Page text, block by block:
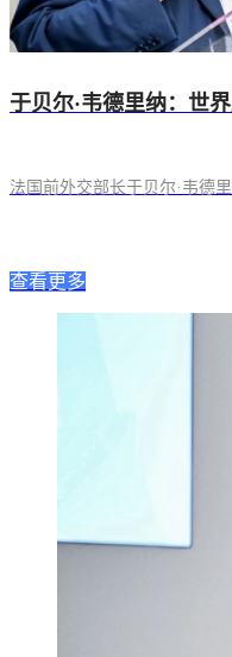
于贝尔·韦德里纳：世
法国前外交部长于贝尔·韦德
查看更多